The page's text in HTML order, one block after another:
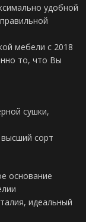
удобной
мебели с 2018
то, что Вы
сушки,
сорт
основание
идеальный